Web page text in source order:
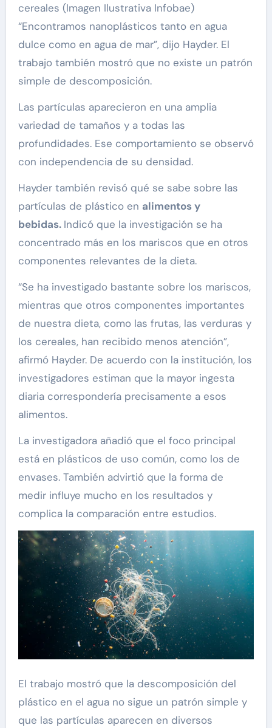
cereales (Imagen Ilustrativa Infobae)
“Encontramos nanoplásticos tanto en agua
dulce como en agua de mar”, dijo Hayder. El
trabajo también mostró que no existe un patrón
simple de descomposición.
Las partículas aparecieron en una amplia
variedad de tamaños y a todas las
profundidades. Ese comportamiento se observó
con independencia de su densidad.
Hayder también revisó qué se sabe sobre las
partículas de plástico en alimentos y
bebidas. Indicó que la investigación se ha
concentrado más en los mariscos que en otros
componentes relevantes de la dieta.
“Se ha investigado bastante sobre los mariscos,
mientras que otros componentes importantes
de nuestra dieta, como las frutas, las verduras y
los cereales, han recibido menos atención”,
afirmó Hayder. De acuerdo con la institución, los
investigadores estiman que la mayor ingesta
diaria correspondería precisamente a esos
alimentos.
La investigadora añadió que el foco principal
está en plásticos de uso común, como los de
envases. También advirtió que la forma de
medir influye mucho en los resultados y
complica la comparación entre estudios.
El trabajo mostró que la descomposición del
plástico en el agua no sigue un patrón simple y
que las partículas aparecen en diversos